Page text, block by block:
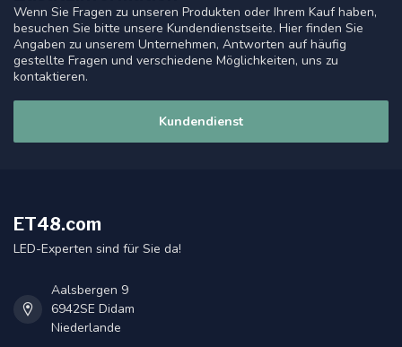
Wenn Sie Fragen zu unseren Produkten oder Ihrem Kauf haben,
besuchen Sie bitte unsere Kundendienstseite. Hier finden Sie
Angaben zu unserem Unternehmen, Antworten auf häufig
gestellte Fragen und verschiedene Möglichkeiten, uns zu
kontaktieren.
Kundendienst
ET48.com
LED-Experten sind für Sie da!
Aalsbergen 9
6942SE Didam
Niederlande